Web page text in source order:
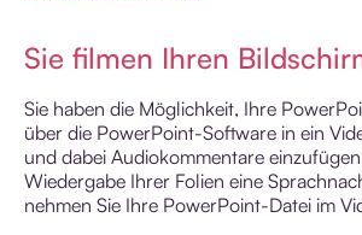
Sie filmen Ihren
Sie haben die Möglichkeit, Ihre
über die PowerPoint-Software in ein
und dabei Audiokommentare
Wiedergabe Ihrer Folien eine
nehmen Sie Ihre PowerPoint-Datei im